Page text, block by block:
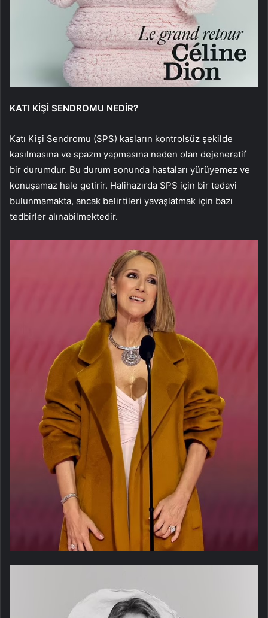
KATI KİŞİ SENDROMU NEDİR?
Katı Kişi Sendromu (SPS) kasların kontrolsüz şekilde
kasılmasına ve spazm yapmasına neden olan dejeneratif
bir durumdur. Bu durum sonunda hastaları yürüyemez ve
konuşamaz hale getirir. Halihazırda SPS için bir tedavi
bulunmamakta, ancak belirtileri yavaşlatmak için bazı
tedbirler alınabilmektedir.